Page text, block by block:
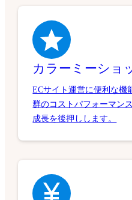
カラーミーショ
ECサイト運営に便利な機
群のコストパフォーマン
成長を後押しします。